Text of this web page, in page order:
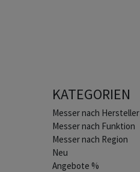
KATEGORIEN
Home
Messer nach Hersteller
Messer nach Funktion
Messer nach Region
Neu
Angebote %